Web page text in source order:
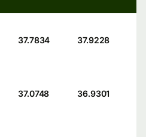
37.7834 37.9228
37.0748 36.9301